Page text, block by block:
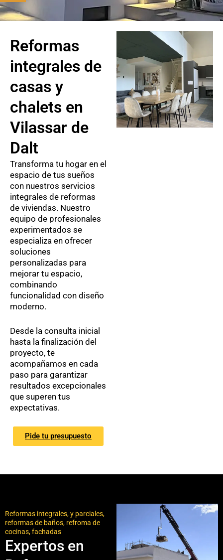
Reformas
integrales de
casas y
chalets en
Vilassar de
Dalt
Transforma tu hogar en el
espacio de tus sueños
con nuestros servicios
integrales de reformas
de viviendas. Nuestro
equipo de profesionales
experimentados se
especializa en ofrecer
soluciones
personalizadas para
mejorar tu espacio,
combinando
funcionalidad con diseño
moderno.
Desde la consulta inicial
hasta la finalización del
proyecto, te
acompañamos en cada
paso para garantizar
resultados excepcionales
que superen tus
expectativas.
Pide tu presupuesto
Reformas integrales, y parciales,
reformas de baños, refroma de
cocinas, fachadas
Expertos en